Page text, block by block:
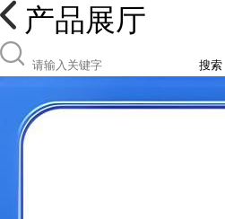
产品展厅
搜索